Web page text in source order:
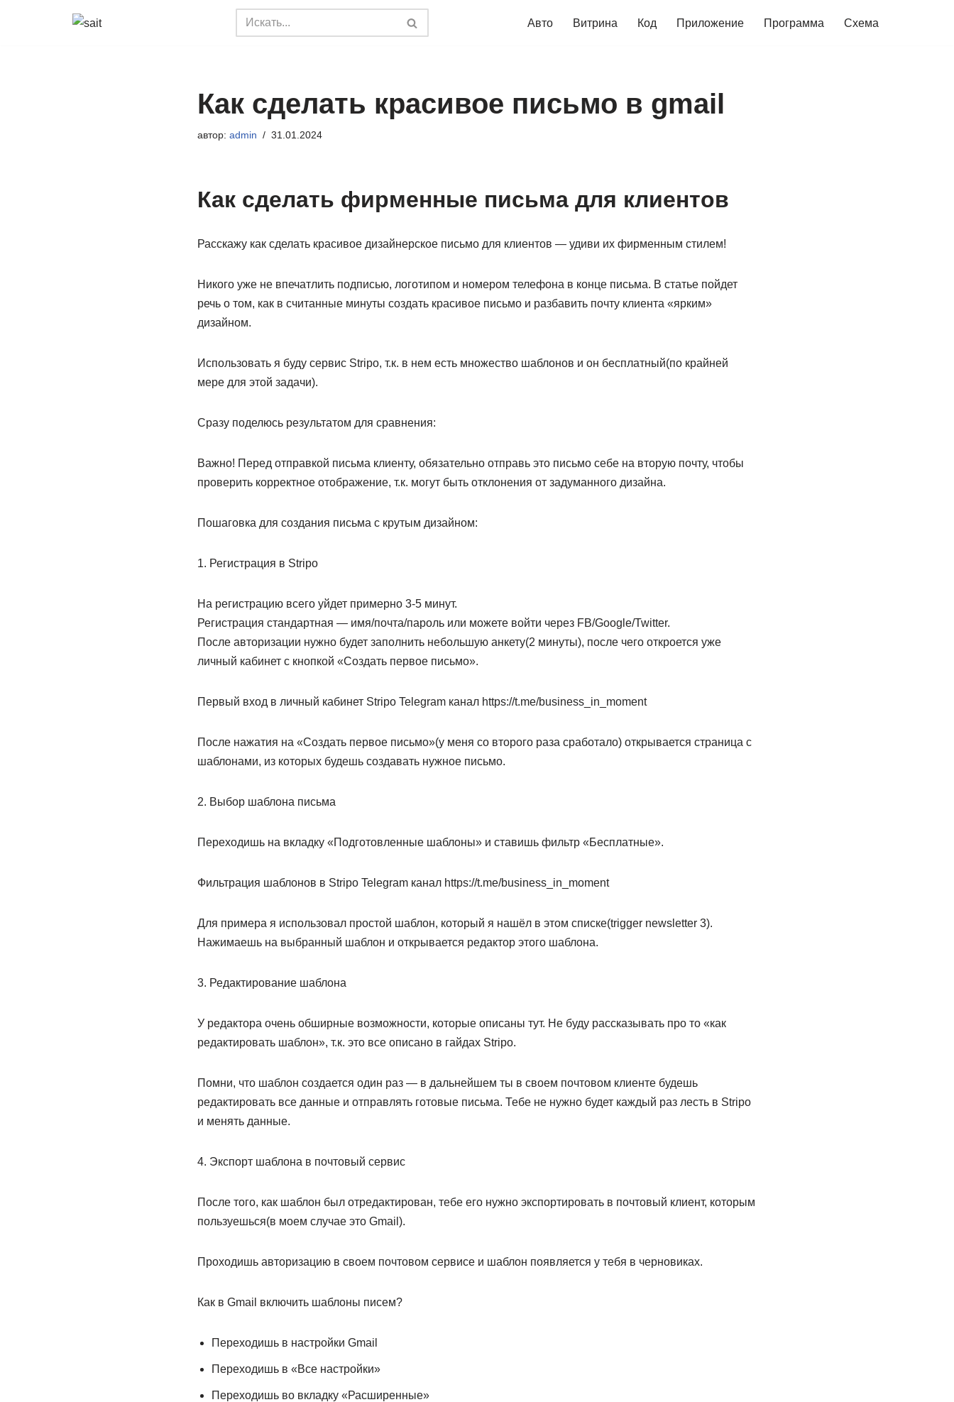
Авто Витрина Код Приложение Программа Схема
Как сделать красивое письмо в gmail
автор: admin 31.01.2024
Как сделать фирменные письма для клиентов
Расскажу как сделать красивое дизайнерское письмо для клиентов — удиви их фирменным стилем!
Никого уже не впечатлить подписью, логотипом и номером телефона в конце письма. В статье пойдет
речь о том, как в считанные минуты создать красивое письмо и разбавить почту клиента «ярким»
дизайном.
Использовать я буду сервис Stripo, т.к. в нем есть множество шаблонов и он бесплатный(по крайней
мере для этой задачи).
Сразу поделюсь результатом для сравнения:
Важно! Перед отправкой письма клиенту, обязательно отправь это письмо себе на вторую почту, чтобы
проверить корректное отображение, т.к. могут быть отклонения от задуманного дизайна.
Пошаговка для создания письма с крутым дизайном:
1. Регистрация в Stripo
На регистрацию всего уйдет примерно 3-5 минут.
Регистрация стандартная — имя/почта/пароль или можете войти через FB/Google/Twitter.
После авторизации нужно будет заполнить небольшую анкету(2 минуты), после чего откроется уже
личный кабинет с кнопкой «Создать первое письмо».
Первый вход в личный кабинет Stripo Telegram канал https://t.me/business_in_moment
После нажатия на «Создать первое письмо»(у меня со второго раза сработало) открывается страница с
шаблонами, из которых будешь создавать нужное письмо.
2. Выбор шаблона письма
Переходишь на вкладку «Подготовленные шаблоны» и ставишь фильтр «Бесплатные».
Фильтрация шаблонов в Stripo Telegram канал https://t.me/business_in_moment
Для примера я использовал простой шаблон, который я нашёл в этом списке(trigger newsletter 3).
Нажимаешь на выбранный шаблон и открывается редактор этого шаблона.
3. Редактирование шаблона
У редактора очень обширные возможности, которые описаны тут. Не буду рассказывать про то «как
редактировать шаблон», т.к. это все описано в гайдах Stripo.
Помни, что шаблон создается один раз — в дальнейшем ты в своем почтовом клиенте будешь
редактировать все данные и отправлять готовые письма. Тебе не нужно будет каждый раз лесть в Stripo
и менять данные.
4. Экспорт шаблона в почтовый сервис
После того, как шаблон был отредактирован, тебе его нужно экспортировать в почтовый клиент, которым
пользуешься(в моем случае это Gmail).
Проходишь авторизацию в своем почтовом сервисе и шаблон появляется у тебя в черновиках.
Как в Gmail включить шаблоны писем?
Переходишь в настройки Gmail
Переходишь в «Все настройки»
Переходишь во вкладку «Расширенные»